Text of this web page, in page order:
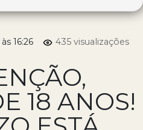
Privacidade
Oficial
16:26 435 visualizações
18 ANOS!